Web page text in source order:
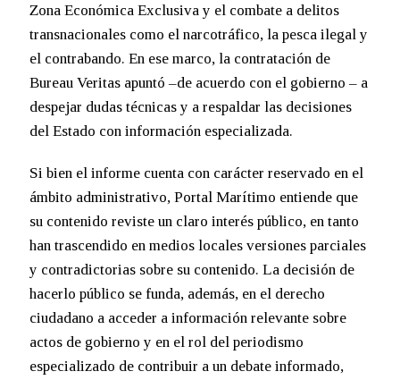
Zona Económica Exclusiva y el combate a delitos
transnacionales como el narcotráfico, la pesca ilegal y
el contrabando. En ese marco, la contratación de
Bureau Veritas apuntó –de acuerdo con el gobierno – a
despejar dudas técnicas y a respaldar las decisiones
del Estado con información especializada.
Si bien el informe cuenta con carácter reservado en el
ámbito administrativo, Portal Marítimo entiende que
su contenido reviste un claro interés público, en tanto
han trascendido en medios locales versiones parciales
y contradictorias sobre su contenido. La decisión de
hacerlo público se funda, además, en el derecho
ciudadano a acceder a información relevante sobre
actos de gobierno y en el rol del periodismo
especializado de contribuir a un debate informado,